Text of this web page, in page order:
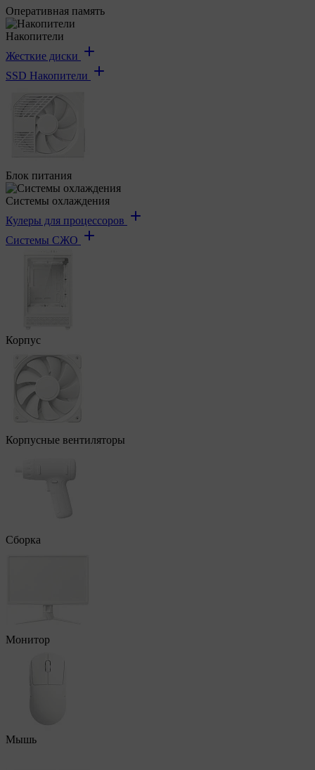
Оперативная память
Накопители
Жесткие диски
SSD Накопители
Блок питания
Системы охлаждения
Кулеры для процессоров
Системы СЖО
Корпус
Корпусные вентиляторы
Сборка
Монитор
Мышь